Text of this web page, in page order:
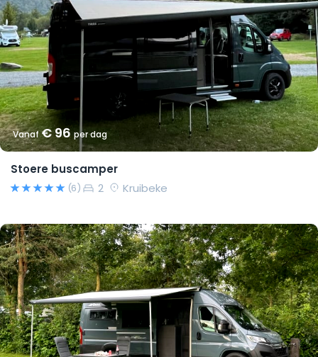
Vanaf€ 96per dag
Stoere buscamper
(6) 2 Kruibeke